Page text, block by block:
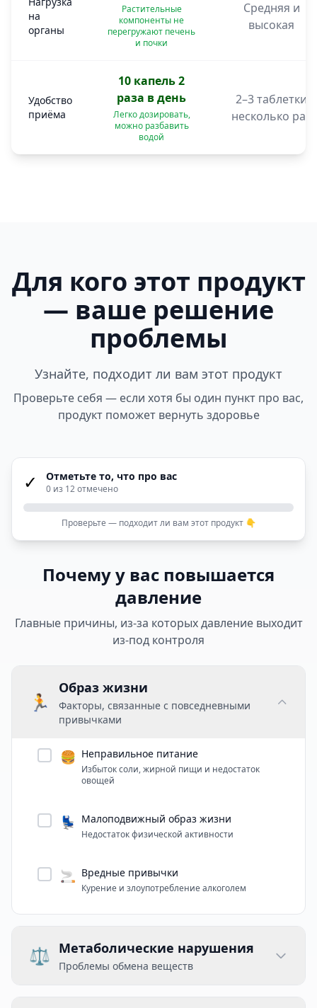
на
органы
Растительные
компоненты не
перегружают печень
и почки
Средняя и
высокая
Удобство
приёма
10 капель 2
раза в день
Легко дозировать,
можно разбавить
водой
2–3 таблетки
несколько раз
Для кого этот продукт
— ваше решение
проблемы
Узнайте, подходит ли вам этот продукт
Проверьте себя — если хотя бы один пункт про вас,
продукт поможет вернуть здоровье
✓ Отметьте то, что про вас
0 из 12 отмечено
Проверьте — подходит ли вам этот продукт 👇
Почему у вас повышается
давление
Главные причины, из-за которых давление выходит
из-под контроля
🏃
Образ жизни
Факторы, связанные с повседневными
привычками
🍔 Неправильное питание
Избыток соли, жирной пищи и недостаток
овощей
💺 Малоподвижный образ жизни
Недостаток физической активности
🚬 Вредные привычки
Курение и злоупотребление алкоголем
⚖️ Метаболические нарушения
Проблемы обмена веществ